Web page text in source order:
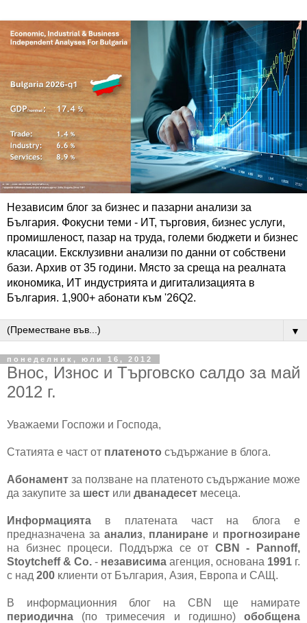
Независим блог за бизнес и пазарни анализи за
България. Фокусни теми - ИТ, търговия, бизнес услуги,
промишленост, пазар на труда, големи бюджети и бизнес
класации. Ексклузивни анализи по данни от собствени
бази. Архив от 35 години. Място за среща на реалната
икономика, ИТ индустрията и дигитализацията в
България. 1,900+ абонати към '26Q2.
▼
понеделник, юли 16, 2012
Внос, Износ и Търговско салдо за май
2012 г.
Уважаеми Госпожи и Господа,
Статията е част от платеното съдържание в блога.
Абонамент за ползване на платеното съдържание може
да закупите за шест или дванадесет месеца.
Информацията в платената част на блога е
предназначена за анализ, планиране и прогнозиране
на бизнес процеси. Поддържа се от CBN - Pannoff,
Stoytcheff & Co. - независима агенция, основана 1991 г.
с над 200 клиенти от България, Азия, Европа и САЩ.
В информационния блог на CBN ще намирате
периодична (по тримесечия и годишно) обобщена